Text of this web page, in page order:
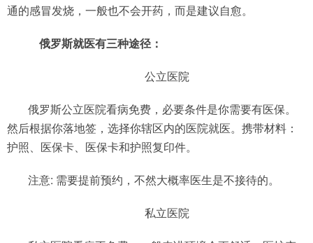
通的感冒发烧，一般也不会开药，而是建议自愈。
俄罗斯就医有三种途径：
公立医院
俄罗斯公立医院看病免费，必要条件是你需要有医保。
然后根据你落地签，选择你辖区内的医院就医。携带材料：
护照、医保卡、医保卡和护照复印件。
注意: 需要提前预约，不然大概率医生是不接待的。
私立医院